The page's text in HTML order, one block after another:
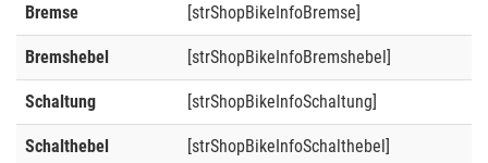
Bremse [strShopBikeInfoBremse]
Bremshebel [strShopBikeInfoBremshebel]
Schaltung [strShopBikeInfoSchaltung]
Schalthebel [strShopBikeInfoSchalthebel]